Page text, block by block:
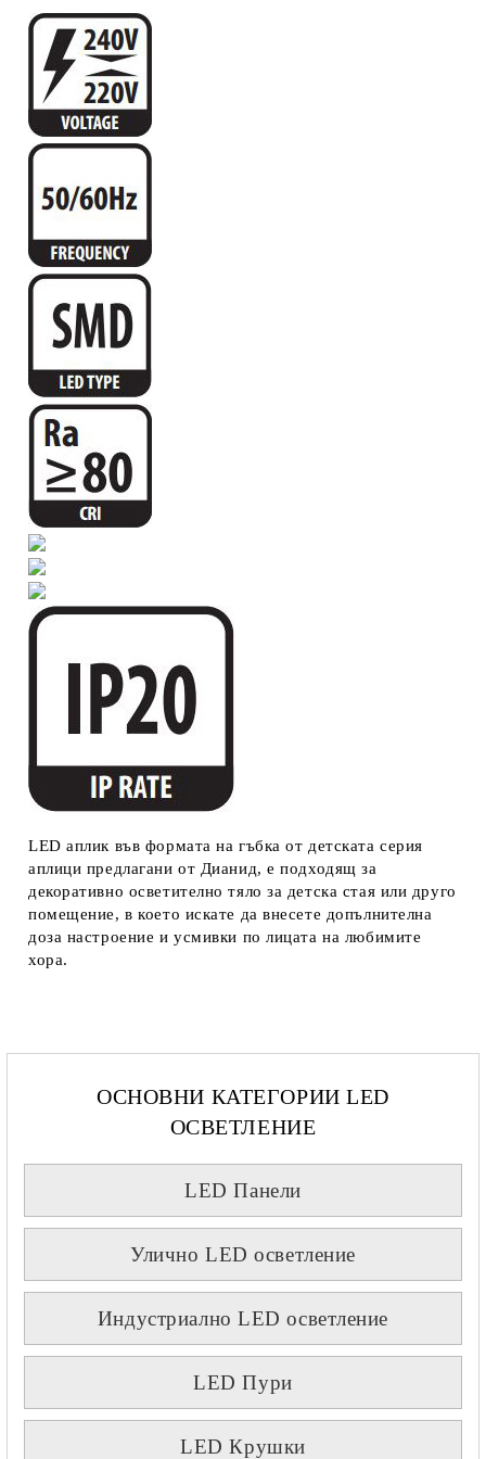
LED аплик във формата на гъбка от детската серия
аплици предлагани от Дианид, е подходящ за
декоративно осветително тяло за детска стая или друго
помещение, в което искате да внесете допълнителна
доза настроение и усмивки по лицата на любимите
хора.
ОСНОВНИ КАТЕГОРИИ LED
ОСВЕТЛЕНИЕ
LED Панели
Улично LED осветление
Индустриално LED осветление
LED Пури
LED Крушки